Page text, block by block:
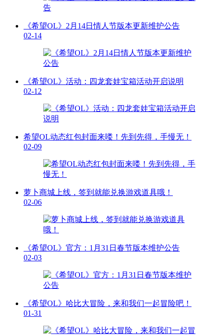
《希望OL》2月14日情人节版本更新维护公告
02-14
《希望OL》活动：四龙套娃宝箱活动开启说明
02-12
希望OL动态红包封面来喽！先到先得，手慢无！
02-09
萝卜商城上线，签到就能兑换游戏道具哦！
02-06
《希望OL》官方：1月31日春节版本维护公告
02-03
《希望OL》哈比大冒险，来和我们一起冒险吧！
01-31